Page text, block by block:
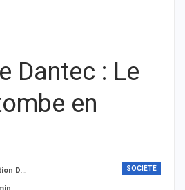
Dantec : Le
en
SOCIÉTÉ